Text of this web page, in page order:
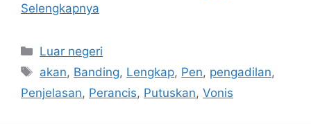
Selengkapnya
Kategori
Luar negeri
Tag
akan, Banding, Lengkap, Pen, pengadilan,
Penjelasan, Perancis, Putuskan, Vonis